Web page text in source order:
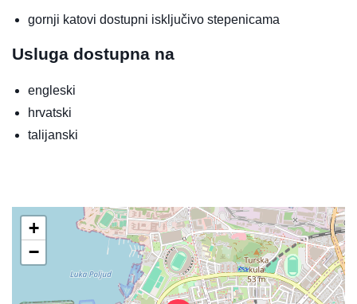
gornji katovi dostupni isključivo stepenicama
Usluga dostupna na
engleski
hrvatski
talijanski
+
−